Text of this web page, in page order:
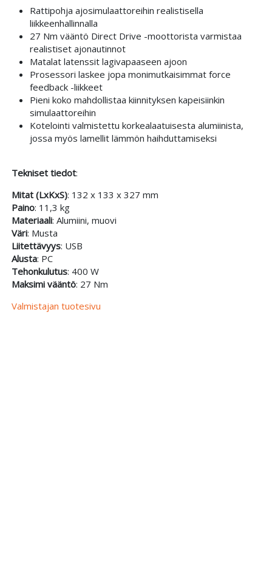
Rattipohja ajosimulaattoreihin realistisella
liikkeenhallinnalla
27 Nm vääntö Direct Drive -moottorista varmistaa
realistiset ajonautinnot
Matalat latenssit lagivapaaseen ajoon
Prosessori laskee jopa monimutkaisimmat force
feedback -liikkeet
Pieni koko mahdollistaa kiinnityksen kapeisiinkin
simulaattoreihin
Kotelointi valmistettu korkealaatuisesta alumiinista,
jossa myös lamellit lämmön haihduttamiseksi
Tekniset tiedot:
Mitat (LxKxS): 132 x 133 x 327 mm
Paino: 11,3 kg
Materiaali: Alumiini, muovi
Väri: Musta
Liitettävyys: USB
Alusta: PC
Tehonkulutus: 400 W
Maksimi vääntö: 27 Nm
Valmistajan tuotesivu